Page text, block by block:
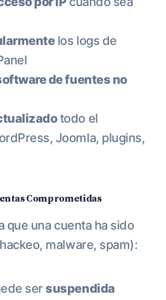
los logs de
de fuentes no
todo el
Joomla, plugins,
Comprometidas
que una cuenta ha sido
malware, spam):
ser suspendida